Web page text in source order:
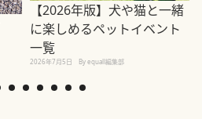
【2026年版】犬や猫と一緒
に楽しめるペットイベント
一覧
2026年7月5日 By equall編集部